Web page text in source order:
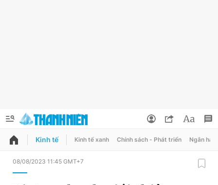
QUẢNG CÁO
Kinh tế Kinh tế xanh Chính sách - Phát triển Ngân
08/08/2023 11:45 GMT+7